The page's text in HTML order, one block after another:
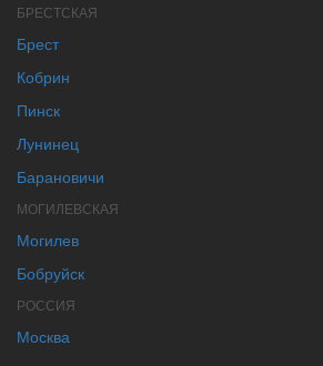
БРЕСТСКАЯ
Брест
Кобрин
Пинск
Лунинец
Барановичи
МОГИЛЕВСКАЯ
Могилев
Бобруйск
РОССИЯ
Москва